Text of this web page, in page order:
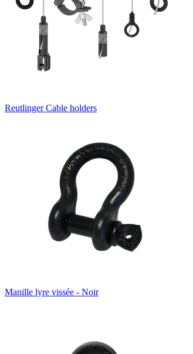
Reutlinger Cable holders
Manille lyre vissée - Noir